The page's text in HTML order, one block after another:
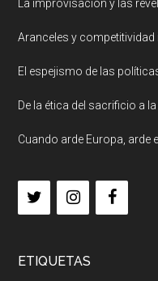
La improvisación y las
Aranceles y competitividad
El espejismo de las
De la ética del sacrificio a
Cuando arde Europa, arde
ETIQUETAS